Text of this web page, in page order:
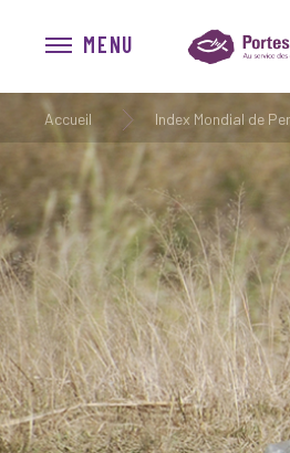
MENU
Accueil Index Mondial de